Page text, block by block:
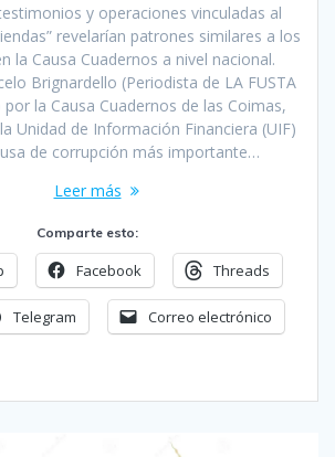
y operaciones vinculadas al
revelarían patrones similares a los
la Causa Cuadernos a nivel nacional.
Brignardello (Periodista de LA FUSTA
por la Causa Cuadernos de las Coimas,
Unidad de Información Financiera (UIF)
de corrupción más importante…
Leer más
Comparte esto:
Facebook Threads
Telegram Correo electrónico